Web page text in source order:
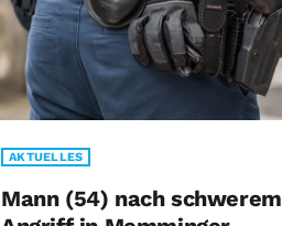
AKTUELLES
Mann (54) nach schwerem